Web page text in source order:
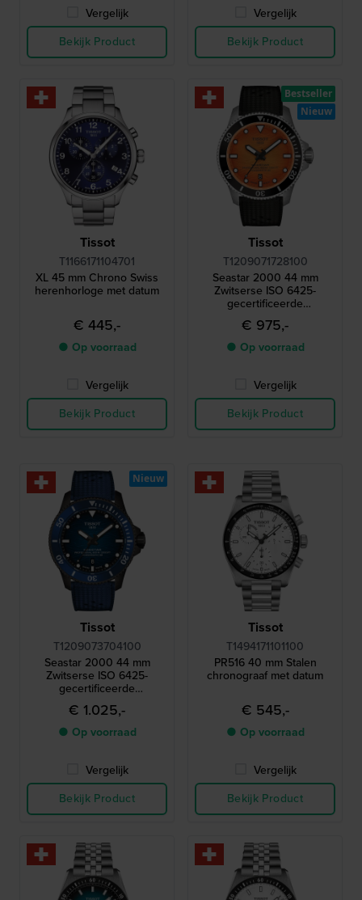
Vergelijk
Bekijk Product
Vergelijk
Bekijk Product
Tissot
T1166171104701
XL 45 mm Chrono Swiss
herenhorloge met datum
€ 445,-
● Op voorraad
Vergelijk
Bekijk Product
Tissot
T1209071728100
Seastar 2000 44 mm
Zwitserse ISO 6425-
gecertificeerde
automatische duiker met
drukventiel en keramische
lunette
€ 975,-
● Op voorraad
Vergelijk
Bekijk Product
Bestseller
Nieuw
Tissot
T1209073704100
Seastar 2000 44 mm
Zwitserse ISO 6425-
gecertificeerde
automatische duiker met
drukventiel en keramische
lunette
€ 1.025,-
● Op voorraad
Vergelijk
Bekijk Product
Nieuw
Tissot
T1494171101100
PR516 40 mm Stalen
chronograaf met datum
€ 545,-
● Op voorraad
Vergelijk
Bekijk Product